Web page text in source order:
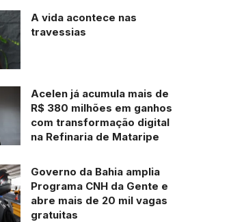
A vida acontece nas
travessias
Acelen já acumula mais de
R$ 380 milhões em ganhos
com transformação digital
na Refinaria de Mataripe
Governo da Bahia amplia
Programa CNH da Gente e
abre mais de 20 mil vagas
gratuitas